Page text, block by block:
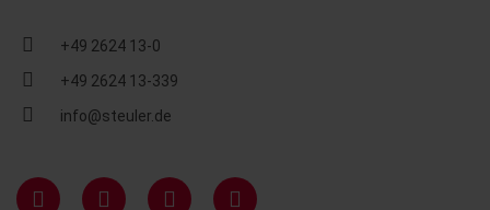
+49 2624 13-0
+49 2624 13-339
info@steuler.de